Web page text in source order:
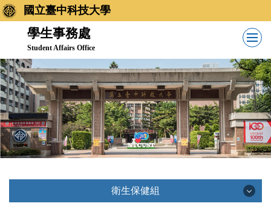
跳
到
內
容
區
國立臺中科技大學
學生事務處
Student Affairs Office
衛生保健組